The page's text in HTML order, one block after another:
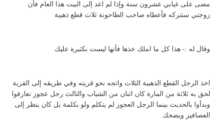
مضى على غيابي عشرون سنة وإذا لم اعد إلى البيت هذا العام فأن
زوجتي ستتركه فأعطاه صاحب الطاحونة ثلاث قطع ذهبية
وقال له :- هذا كل ما املك خذها فأنها ليست بكثيرة عليك
اخذ الرجل القطع الذهبية الثلاث واتجه نحو قريته وفي طريقه إلى القرية
لحق به ثلاثة من المارة كان اثنان من الشباب والثالث رجل عجوز تعارفوا
وبدأوا بالحديث بينما الرجل العجوز لم يتكلم ولو بكلمة بل كان ينظر إلى
العصافير ويضحك